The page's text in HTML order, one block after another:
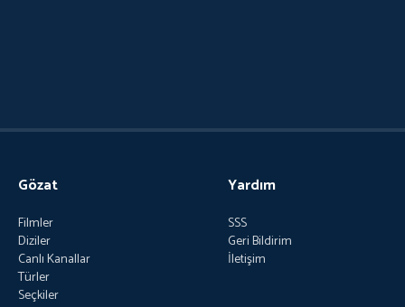
Gözat
Filmler
Diziler
Canlı Kanallar
Türler
Seçkiler
Yardım
SSS
Geri Bildirim
İletişim